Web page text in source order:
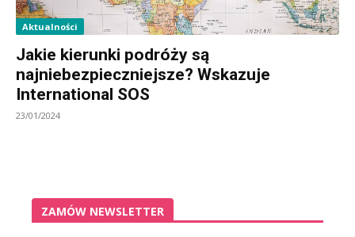
Aktualności
Jakie kierunki podróży są
najniebezpieczniejsze? Wskazuje
International SOS
23/01/2024
ZAMÓW NEWSLETTER